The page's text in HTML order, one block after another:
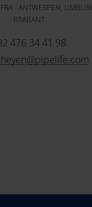
- ANTWERPEN,
BRABANT
476 34 41 98